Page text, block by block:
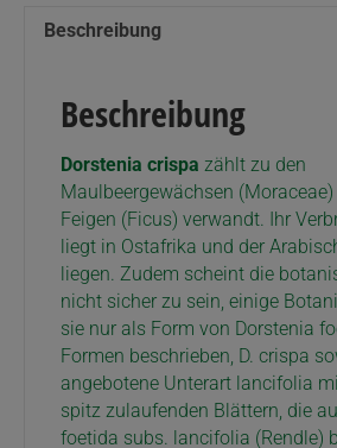
Beschreibung
Beschreibung
Dorstenia crispa zählt zu den
Maulbeergewächsen
Feigen (Ficus) verwandt. Ihr
liegt in Ostafrika und der
liegen. Zudem scheint die
nicht sicher zu sein, einige
sie nur als Form von Dorstenia
Formen beschrieben, D. crispa
angebotene Unterart lancifolia
spitz zulaufenden Blättern, die
foetida subs. lancifolia (Rendle)